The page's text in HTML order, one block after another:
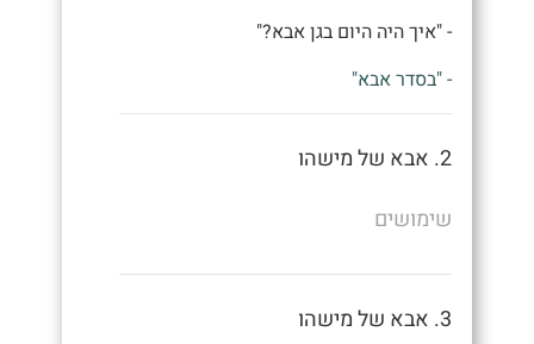
- "איך היה היום בגן אבא?"
- "בסדר אבא"
2. אבא של מישהו
שימושים
3. אבא של מישהו